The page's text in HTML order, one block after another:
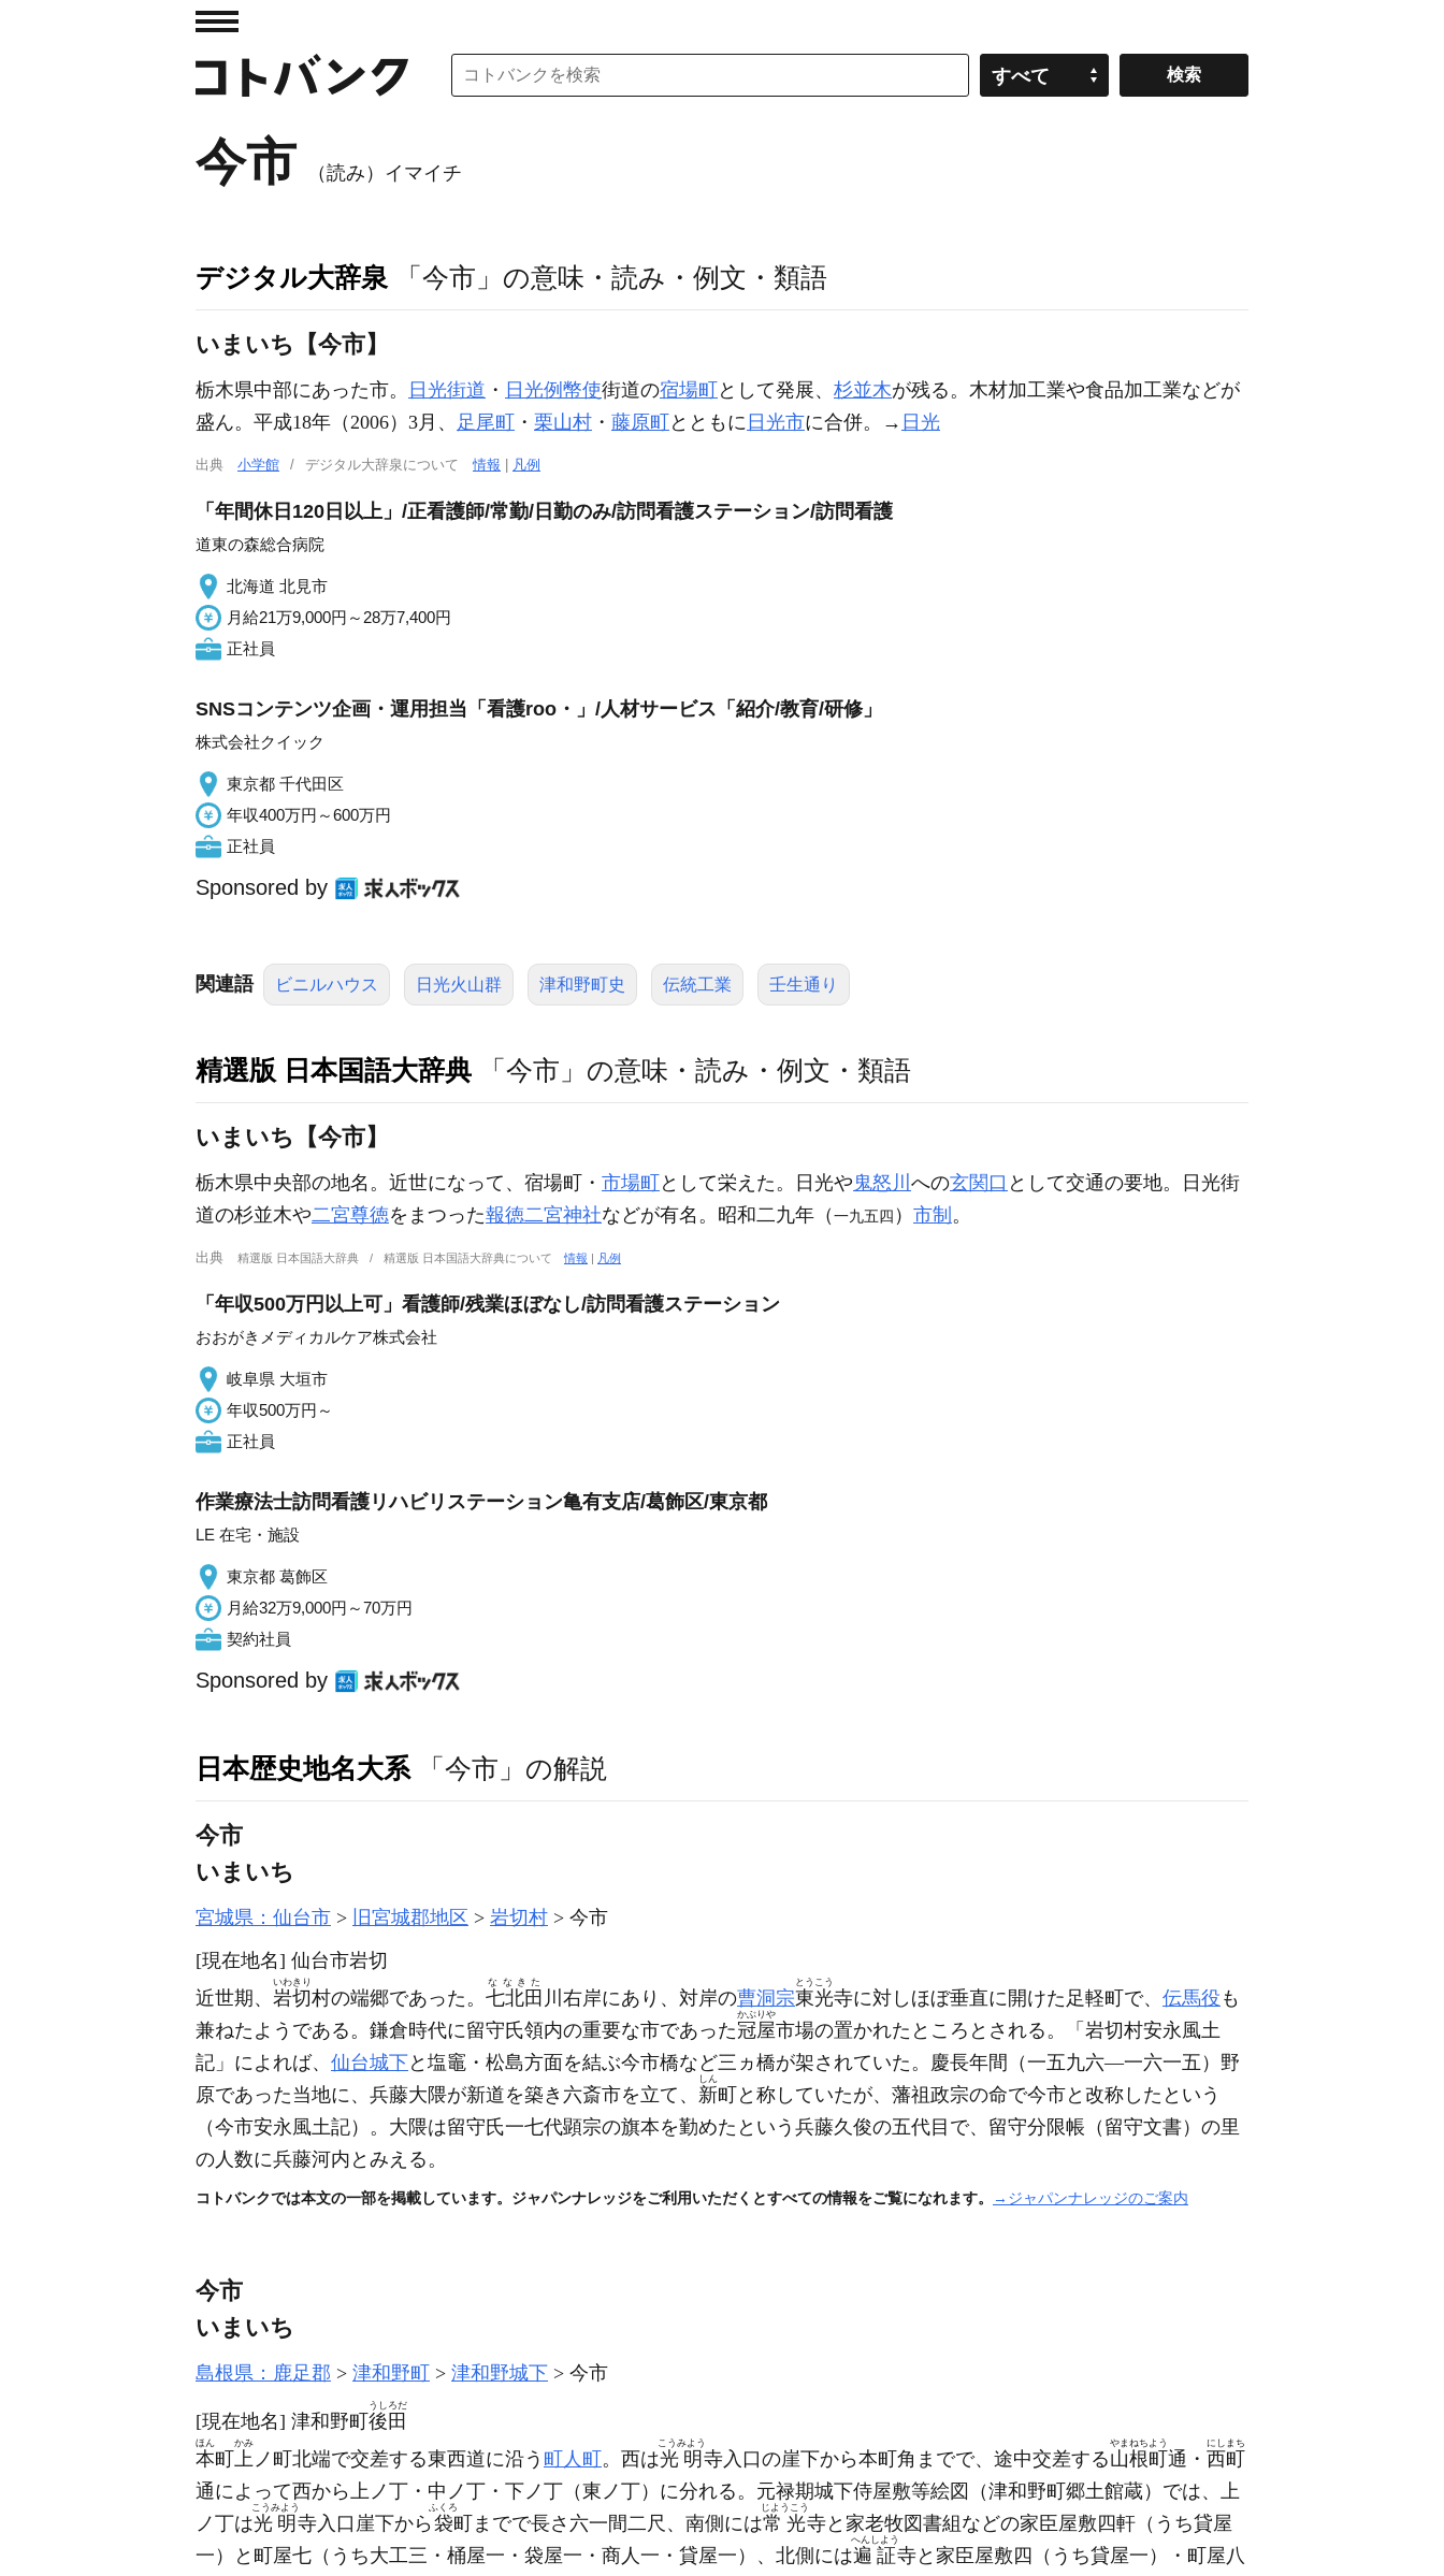
すべて
今市 （読み）イマイチ
デジタル大辞泉 「今市」の意味・読み・例文・類語
いまいち【今市】
栃木県中部にあった市。 日光街道 ・ 日光例幣使街道の宿場町 として発展、 杉並木が残る。木材加工業や食品加工業などが
盛ん。平成18年（2006）3月、 足尾町 ・ 栗山村 ・ 藤原町 とともに 日光市に合併。→ 日光
出典 小学館 デジタル大辞泉について情報 凡例
「年間休日120日以上」/正看護師/常勤/日勤のみ/訪問看護ステーション/訪問看護
道東の森総合病院
北海道 北見市
月給21万9,000円～28万7,400円
正社員
SNSコンテンツ企画・運用担当「看護roo・」/人材サービス「紹介/教育/研修」
株式会社クイック
東京都 千代田区
年収400万円～600万円
正社員
Sponsored by
関連語 ビニルハウス 日光火山群 津和野町史 伝統工業 壬生通り
精選版 日本国語大辞典 「今市」の意味・読み・例文・類語
いまいち【今市】
栃木県中央部の地名。近世になって、宿場町・ 市場町 として栄えた。日光や 鬼怒川 への玄関口 として交通の要地。日光街
道の杉並木や二宮尊徳をまつった報徳二宮神社などが有名。昭和二九年（一九五四 ） 市制 。
出典 精選版 日本国語大辞典 精選版 日本国語大辞典について情報 | 凡例
「年収500万円以上可」看護師/残業ほぼなし/訪問看護ステーション
おおがきメディカルケア株式会社
岐阜県 大垣市
年収500万円～
正社員
作業療法士訪問看護リハビリステーション亀有支店/葛飾区/東京都
LE 在宅・施設
東京都 葛飾区
月給32万9,000円～70万円
契約社員
Sponsored by
日本歴史地名大系 「今市」の解説
今市
いまいち
宮城県：仙台市 旧宮城郡地区 岩切村
今市
[現在地名] 仙台市岩切
近世期、 岩切
いわきり
村の端郷であった。 七北田
ななきた
川右岸にあり、対岸の曹洞宗東光
とうこう
寺に対しほぼ垂直に開けた足軽町で、 伝馬役 も
兼ねたようである。鎌倉時代に留守氏領内の重要な市であった冠屋
かぶりや
市場の置かれたところとされる。「岩切村安永風土
記」によれば、 仙台城下と塩竈・松島方面を結ぶ今市橋など三ヵ橋が架されていた。慶長年間 （一五九六―一六一五） 野
原であった当地に、兵藤大隈が新道を築き六斎市を立て、 新
しん
町と称していたが、藩祖政宗の命で今市と改称したという
（今市安永風土記） 。大隈は留守氏一七代顕宗の旗本を勤めたという兵藤久俊の五代目で、留守分限帳 （留守文書） の里
の人数に兵藤河内とみえる。
コトバンクでは本文の一部を掲載しています。ジャパンナレッジをご利用いただくとすべての情報をご覧になれます。 →ジャパンナレッジのご案内
今市
いまいち
島根県：鹿足郡 津和野町 津和野城下 今市
[現在地名] 津和野町 後田
うしろだ
本
ほん
町 上
かみ
ノ町北端で交差する東西道に沿う 町人町 。西は光明
こうみよう
寺入口の崖下から本町角までで、途中交差する山根町
やまねちよう
通・ 西町
にしまち
通によって西から上ノ丁・中ノ丁・下ノ丁 （東ノ丁） に分れる。元禄期城下侍屋敷等絵図 （津和野町郷土館蔵） では、上
ノ丁は光明
こうみよう
寺入口崖下から 袋
ふくろ
町までで長さ六一間二尺、南側には常光
じようこう
寺と家老牧図書組などの家臣屋敷四軒 （うち貸屋
一）
と町屋七 （うち大工三・桶屋一・袋屋一・商人一・貸屋一） 、北側には遍証
へんしよう
寺と家臣屋敷四 （うち貸屋一）
・町屋八